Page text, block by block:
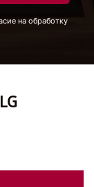
на обработку